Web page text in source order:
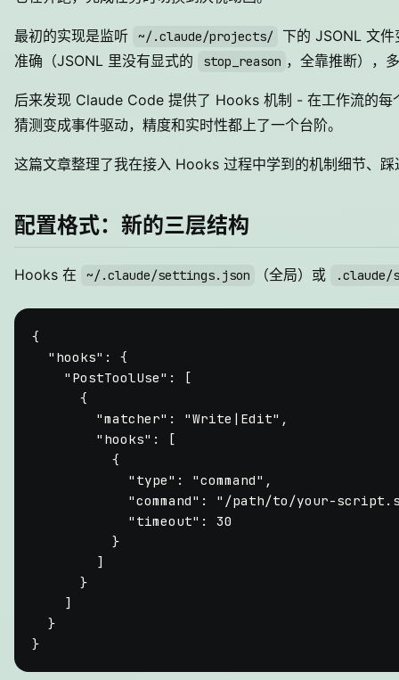
最初的实现是监听 ~/.claude/projects/ 下的 JSONL 文
准确（JSONL 里没有显式的
stop_reason ，全靠推断），
后来发现 Claude Code 提供了 Hooks 机制 - 在工作流的每
猜测变成事件驱动，精度和实时性都上了一个台阶。
这篇文章整理了我在接入 Hooks 过程中学到的机制细节、
配置格式：新的三层结构
Hooks 在 ~/.claude/settings.json （全局）或 .claude/
{
"hooks" :
{
"PostToolUse" :
[
{
"matcher" : "Write|Edit" ,
"hooks" :
[
{
"type" : "command" ,
"command" :
"/path/to/your-
"timeout" :
30
}
]
}
]
}
}